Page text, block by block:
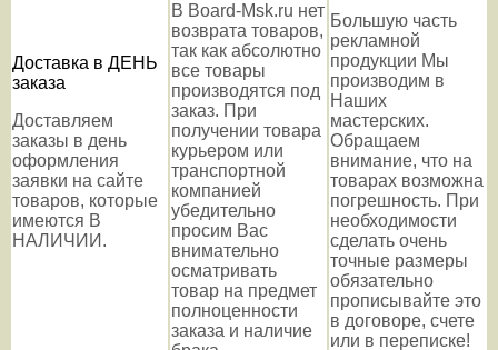
Доставка в ДЕНЬ
заказа
Доставляем
заказы в день
оформления
заявки на сайте
товаров, которые
имеются В
НАЛИЧИИ.
В Board-Msk.ru нет
возврата товаров,
так как абсолютно
все товары
производятся под
заказ. При
получении товара
курьером или
транспортной
компанией
убедительно
просим Вас
внимательно
осматривать
товар на предмет
полноценности
заказа и наличие
Большую часть
рекламной
продукции Мы
производим в
Наших
мастерских.
Обращаем
внимание, что на
товарах возможна
погрешность. При
необходимости
сделать очень
точные размеры
обязательно
прописывайте это
в договоре, счете
или в переписке!